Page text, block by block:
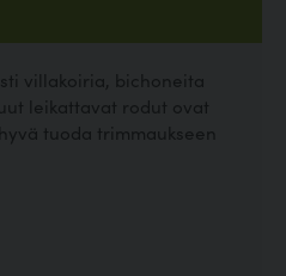
villakoiria, bichoneita
leikattavat rodut ovat
tuoda trimmaukseen